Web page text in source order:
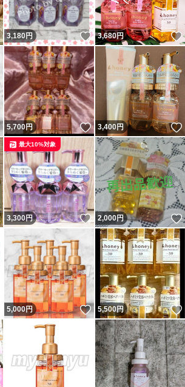
いいね！
3,180 円 いいね！
3,680円
いいね！
5,700円 いいね！
3,400円
いいね！
3,300円 いいね！
最大10%対象
2,000円
いいね！
5,000円 いいね！
5,500円